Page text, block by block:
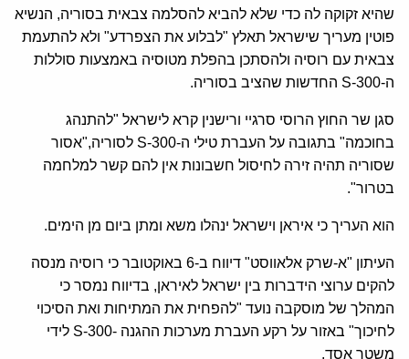
שהיא זקוקה לה כדי שלא להביא להסלמה צבאית בסוריה, הנשיא
פוטין מעריך שישראל תאלץ "לבלוע את הצפרדע" ולא להתעמת
צבאית עם רוסיה ולהסתכן בהפלת מטוסיה באמצעות סוללות
ה-300-S החדשות שהציב בסוריה.
סגן שר החוץ הרוסי סרגיי ורישנין קרא לישראל "להתנהג
בחוכמה" בתגובה על העברת טילי ה-300-S לסוריה,"אסור
שסוריה תהיה זירה לחיסול חשבונות אין להם קשר למלחמה
בטרור".
הוא העריך כי איראן וישראל ינהלו משא ומתן ביום מן הימים.
העיתון "א-שרק אלאווסט" דיווח ב-6 באוקטובר כי רוסיה מנסה
להקים ערוצי הידברות בין ישראל לאיראן, בדיווח נמסר כי
המהלך של מוסקבה נועד "להפחית את המתיחות ואת הסיכוי
לחיכוך" באזור על רקע העברת מערכות ההגנה -300-S לידי
משטר אסד.